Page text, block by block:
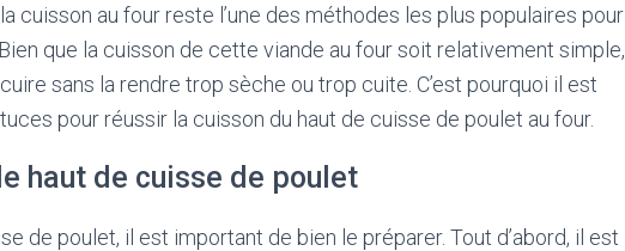
cuisson au four reste l’une des méthodes les plus populaires pour
que la cuisson de cette viande au four soit relativement simple,
sans la rendre trop sèche ou trop cuite. C’est pourquoi il est
pour réussir la cuisson du haut de cuisse de poulet au four.
haut de cuisse de poulet
de poulet, il est important de bien le préparer. Tout d’abord, il est